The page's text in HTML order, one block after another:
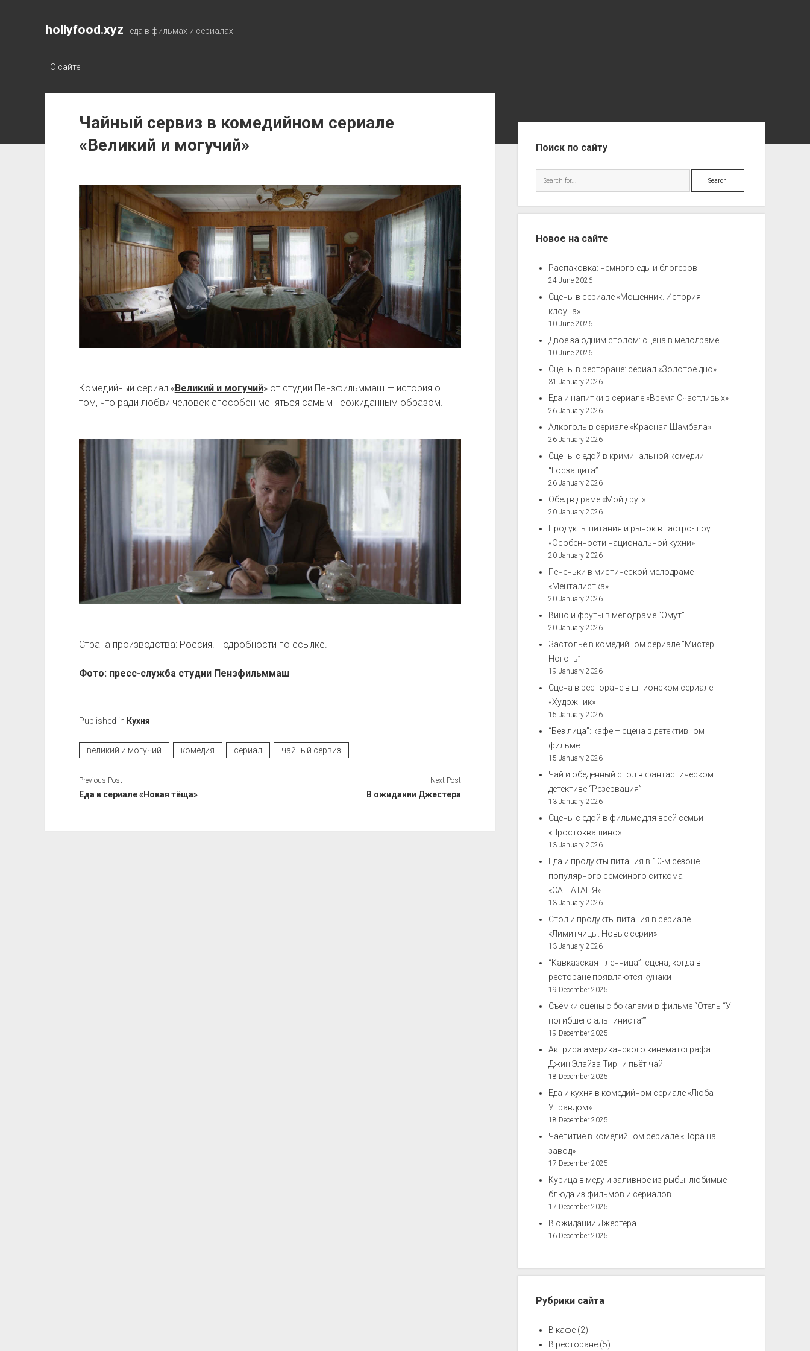
hollyfood.xyz еда в фильмах и сериалах
О сайте
Чайный сервиз в комедийном сериале
«Великий и могучий»
Комедийный сериал «Великий и могучий» от студии Пензфильммаш — история о
том, что ради любви человек способен меняться самым неожиданным образом.
Страна производства: Россия. Подробности по ссылке.
Фото: пресс-служба студии Пензфильммаш
Published in Кухня
великий и могучий комедия сериал чайный сервиз
Previous Post
Еда в сериале «Новая тёща»
Next Post
В ожидании Джестера
Поиск по сайту
Search
Новое на сайте
Распаковка: немного еды и блогеров
24 June 2026
Сцены в сериале «Мошенник. История
клоуна»
10 June 2026
Двое за одним столом: сцена в мелодраме
10 June 2026
Сцены в ресторане: сериал «Золотое дно»
31 January 2026
Еда и напитки в сериале «Время Счастливых»
26 January 2026
Алкоголь в сериале «Красная Шамбала»
26 January 2026
Сцены с едой в криминальной комедии
“Госзащита”
26 January 2026
Обед в драме «Мой друг»
20 January 2026
Продукты питания и рынок в гастро-шоу
«Особенности национальной кухни»
20 January 2026
Печеньки в мистической мелодраме
«Менталистка»
20 January 2026
Вино и фруты в мелодраме “Омут”
20 January 2026
Застолье в комедийном сериале “Мистер
Ноготь”
19 January 2026
Сцена в ресторане в шпионском сериале
«Художник»
15 January 2026
“Без лица”: кафе – сцена в детективном
фильме
15 January 2026
Чай и обеденный стол в фантастическом
детективе “Резервация”
13 January 2026
Сцены с едой в фильме для всей семьи
«Простоквашино»
13 January 2026
Еда и продукты питания в 10-м сезоне
популярного семейного ситкома
«САШАТАНЯ»
13 January 2026
Стол и продукты питания в сериале
«Лимитчицы. Новые серии»
13 January 2026
“Кавказская пленница”: сцена, когда в
ресторане появляются кунаки
19 December 2025
Съёмки сцены с бокалами в фильме “Отель “У
погибшего альпиниста””
19 December 2025
Актриса американского кинематографа
Джин Элайза Тирни пьёт чай
18 December 2025
Еда и кухня в комедийном сериале «Люба
Управдом»
18 December 2025
Чаепитие в комедийном сериале «Пора на
завод»
17 December 2025
Курица в меду и заливное из рыбы: любимые
блюда из фильмов и сериалов
17 December 2025
В ожидании Джестера
16 December 2025
Рубрики сайта
В кафе (2)
В ресторане (5)